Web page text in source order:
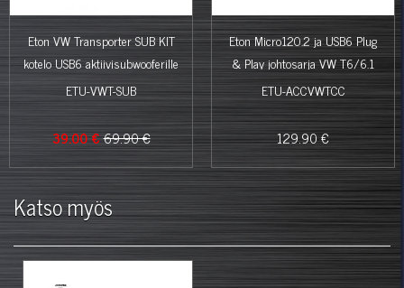
Eton VW Transporter SUB KIT
kotelo USB6 aktiivisubwooferille
ETU-VWT-SUB
39.00 €69.90 €
Eton Micro120.2 ja USB6 Plug
& Play johtosarja VW T6/6.1
ETU-ACCVWTCC
129.90 €
Katso myös